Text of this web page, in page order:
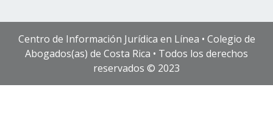
Centro de Información Jurídica en Línea • Colegio de
Abogados(as) de Costa Rica • Todos los derechos
reservados © 2023